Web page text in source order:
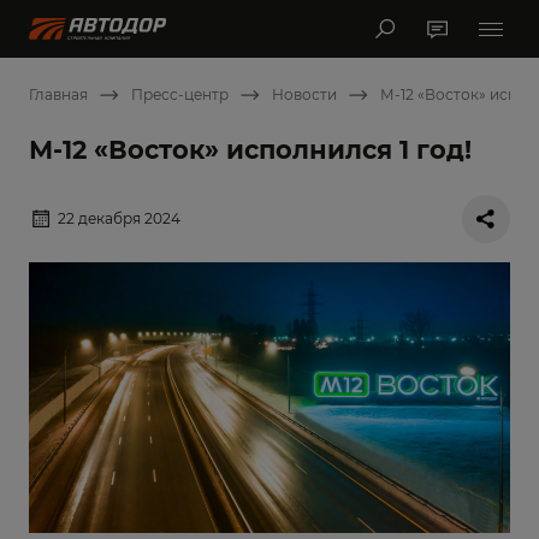
Главная Пресс-центр Новости М-12 «Восток»
М-12 «Восток» исполнился 1 год!
22 декабря 2024